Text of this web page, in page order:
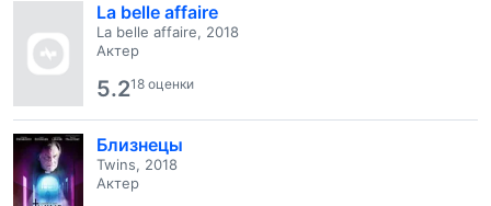
La belle affaire
La belle affaire, 2018
Актер
5.218 оценки
Близнецы
Twins, 2018
Актер